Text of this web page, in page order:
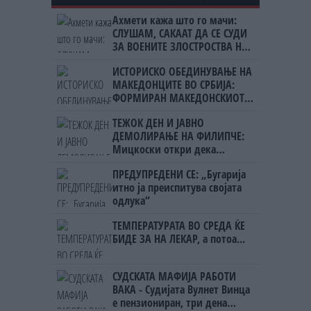
Ахмети кажа што го мачи:
СЛУШАМ, САКААТ ДА СЕ СУДИ
ЗА ВОЕНИТЕ ЗЛОСТРОСТВА НА
ИСТОРИСКО ОБЕДИНУВАЊЕ НА
МАКЕДОНЦИТЕ ВО СРБИЈА:
ФОРМИРАН МАКЕДОНСКИОТ
ТЕЖОК ДЕН И ЈАВНО
ДЕМОЛИРАЊЕ НА ФИЛИПЧЕ:
Мицкоски откри дека
ништо, освен за кеш
ПРЕДУПРЕДЕНИ СЕ: „Бугарија
итно ја преиспитува својата
одлука“
ТЕМПЕРАТУРАТА ВО СРЕДА ЌЕ
БИДЕ ЗА НА ЛЕКАР, а потоа...
СУДСКАТА МАФИЈА РАБОТИ
ВАКА - Судијата Вулнет Винца
е пензиониран, три дена